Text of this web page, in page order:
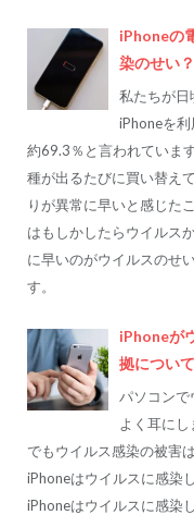
iPhoneの
染のせい
私たちが日
iPhoneを
約69.3％と言われていま
種が出るたびに買い替え
りが異常に早いと感じた
はもしかしたらウイルス
に早いのがウイルスのせ
す。
iPhoneが
拠につい
パソコン
よく耳に
でもウイルス感染の被害
iPhoneはウイルスに感染
iPhoneはウイルスに感染